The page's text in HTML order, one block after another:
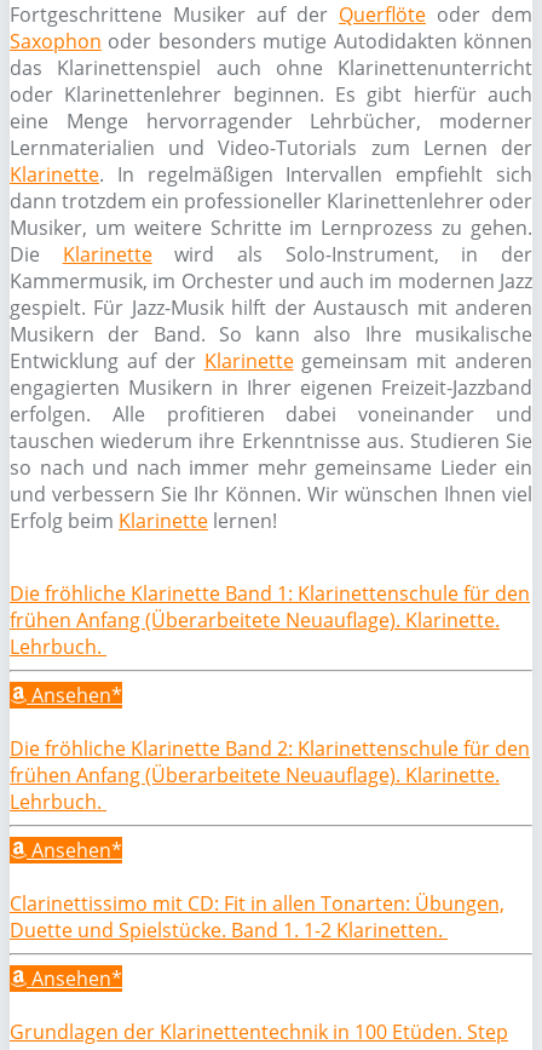
Fortgeschrittene Musiker auf der Querflöte oder dem
Saxophon oder besonders mutige Autodidakten können
das Klarinettenspiel auch ohne Klarinettenunterricht
oder Klarinettenlehrer beginnen. Es gibt hierfür auch
eine Menge hervorragender Lehrbücher, moderner
Lernmaterialien und Video-Tutorials zum Lernen der
Klarinette. In regelmäßigen Intervallen empfiehlt sich
dann trotzdem ein professioneller Klarinettenlehrer oder
Musiker, um weitere Schritte im Lernprozess zu gehen.
Die Klarinettewird als Solo-Instrument, in der
Kammermusik, im Orchester und auch im modernen Jazz
gespielt. Für Jazz-Musik hilft der Austausch mit anderen
Musikern der Band. So kann also Ihre musikalische
Entwicklung auf der Klarinettegemeinsam mit anderen
engagierten Musikern in Ihrer eigenen Freizeit-Jazzband
erfolgen. Alle profitieren dabei voneinander und
tauschen wiederum ihre Erkenntnisse aus. Studieren Sie
so nach und nach immer mehr gemeinsame Lieder ein
und verbessern Sie Ihr Können. Wir wünschen Ihnen viel
Erfolg beim Klarinette lernen!
Die fröhliche Klarinette Band 1: Klarinettenschule für den
frühen Anfang (Überarbeitete Neuauflage). Klarinette.
Lehrbuch.
Ansehen*
Die fröhliche Klarinette Band 2: Klarinettenschule für den
frühen Anfang (Überarbeitete Neuauflage). Klarinette.
Lehrbuch.
Ansehen*
Clarinettissimo mit CD: Fit in allen Tonarten: Übungen,
Duette und Spielstücke. Band 1. 1-2 Klarinetten.
Ansehen*
Grundlagen der Klarinettentechnik in 100 Etüden. Step